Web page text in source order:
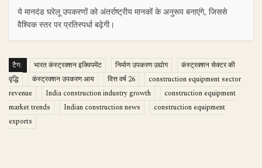
ये मानदंड घरेलू उपकरणों को अंतर्राष्ट्रीय मानकों के अनुरूप बनाएंगे, जिससे
वैश्विक स्तर पर प्रतिस्पर्धा बढ़ेगी।
टैग: भारत कंस्ट्रक्शन इक्विपमेंट निर्माण उपकरण उद्योग
कंस्ट्रक्शन सेक्टर की
वृद्धि
कंस्ट्रक्शन उपकरण आय वित्त वर्ष 26
construction equipment sector
revenue
India construction industry growth
construction equipment
market trends
Indian construction news
construction equipment
exports